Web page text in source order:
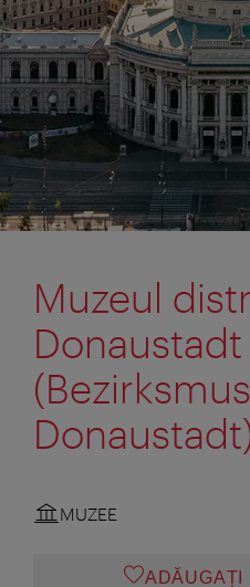
Muzeul
Donaustadt
MUZEE
ADĂUGAȚI